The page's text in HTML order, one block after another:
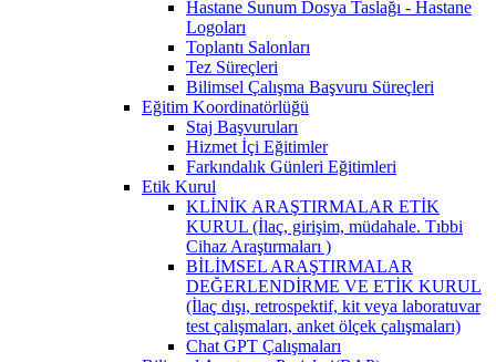
Hastane Sunum Dosya Taslağı - Hastane
Logoları
Toplantı Salonları
Tez Süreçleri
Bilimsel Çalışma Başvuru Süreçleri
Eğitim Koordinatörlüğü
Staj Başvuruları
Hizmet İçi Eğitimler
Farkındalık Günleri Eğitimleri
Etik Kurul
KLİNİK ARAŞTIRMALAR ETİK
KURUL (İlaç, girişim, müdahale. Tıbbi
Cihaz Araştırmaları )
BİLİMSEL ARAŞTIRMALAR
DEĞERLENDİRME VE ETİK KURUL
(İlaç dışı, retrospektif, kit veya laboratuvar
test çalışmaları, anket ölçek çalışmaları)
Chat GPT Çalışmaları